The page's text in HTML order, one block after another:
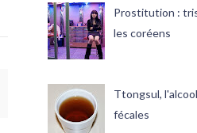
Prostitution :
les coréens
Ttongsul,
fécales